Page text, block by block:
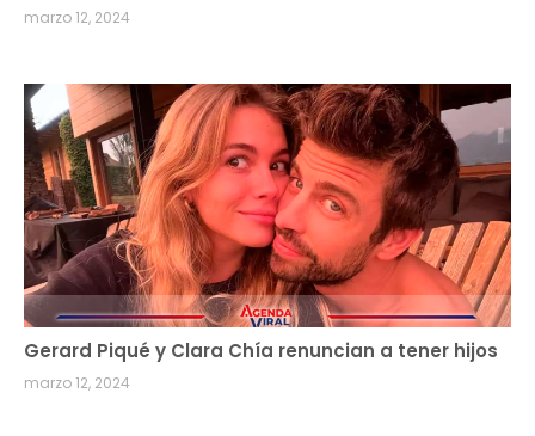
marzo 12, 2024
Gerard Piqué y Clara Chía renuncian a tener hijos
marzo 12, 2024